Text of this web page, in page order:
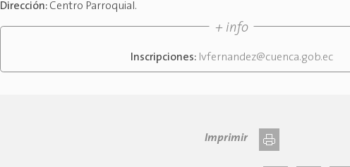
Dirección: Centro Parroquial.
+ info
Inscripciones: lvfernandez@cuenca.gob.ec
Imprimir